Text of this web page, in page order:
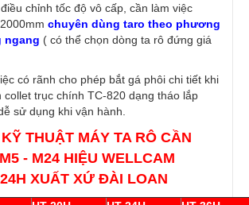
chỉnh tốc độ vô cấp, cần làm việc
chuyên dùng taro theo phương
ngang ( có thể chọn dòng ta rô đứng giá
có rãnh cho phép bắt gá phôi chi tiết khi
collet trục chính TC-820 dạng tháo lắp
sử dụng khi vận hành.
THUẬT MÁY TA RÔ CẦN
- M24 HIỆU WELLCAM
XUẤT XỨ ĐÀI LOAN